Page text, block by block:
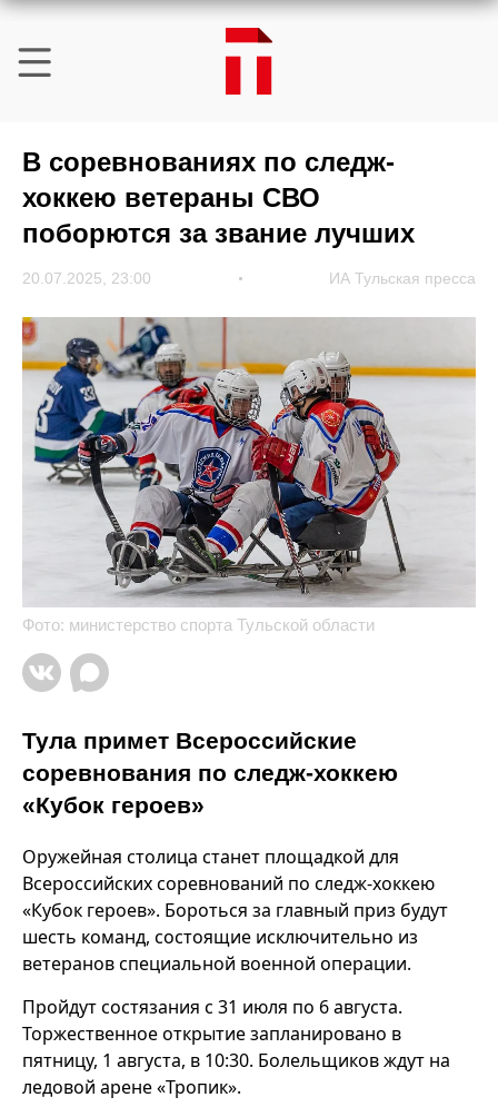
В соревнованиях по следж-
хоккею ветераны СВО
поборются за звание лучших
20.07.2025, 23:00 ИА Тульская пресса
Фото: министерство спорта Тульской области
Тула примет Всероссийские
соревнования по следж-хоккею
«Кубок героев»
Оружейная столица станет площадкой для
Всероссийских соревнований по следж-хоккею
«Кубок героев». Бороться за главный приз будут
шесть команд, состоящие исключительно из
ветеранов специальной военной операции.
Пройдут состязания с 31 июля по 6 августа.
Торжественное открытие запланировано в
пятницу, 1 августа, в 10:30. Болельщиков ждут на
ледовой арене «Тропик».